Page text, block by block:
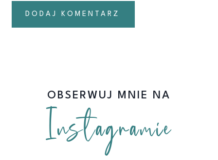
OBSERWUJ MNIE NA
Instagramie